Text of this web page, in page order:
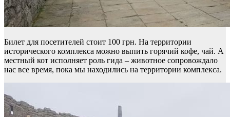
Билет для посетителей стоит 100 грн. На территории
исторического комплекса можно выпить горячий кофе, чай. А
местный кот исполняет роль гида – животное сопровождало
нас все время, пока мы находились на территории комплекса.